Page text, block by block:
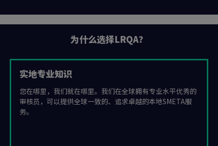
为什么选择LRQA？
实地专业知识
您在哪里，我们就在哪里。我们在全球拥有专业水平优秀的
审核员，可以提供全球一致的、追求卓越的本地SMETA服
务。